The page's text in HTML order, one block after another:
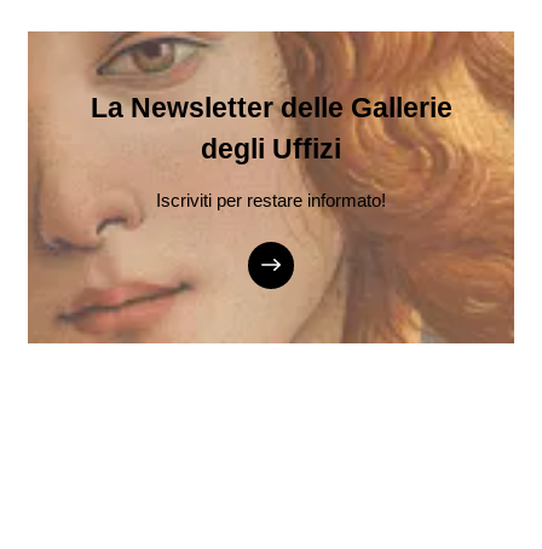
La Newsletter delle Gallerie
degli Uffizi
Iscriviti per restare informato!